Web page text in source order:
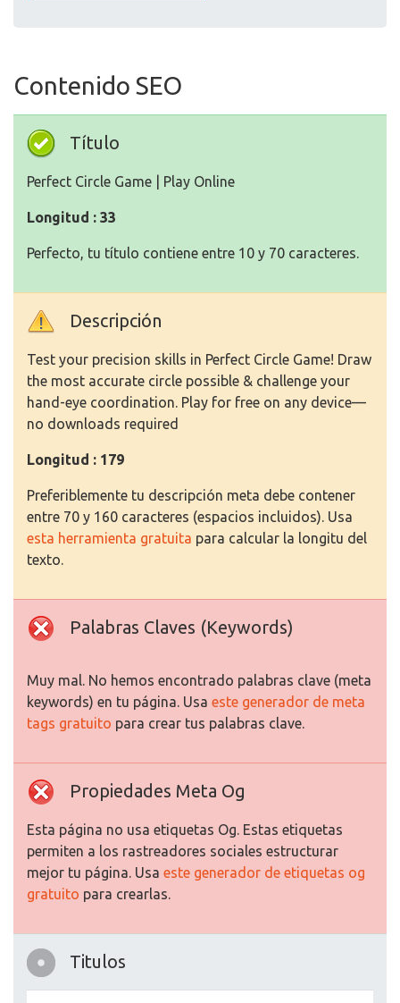
Contenido SEO
Título
Perfect Circle Game | Play Online
Longitud : 33
Perfecto, tu título contiene entre 10 y 70 caracteres.
Descripción
Test your precision skills in Perfect Circle Game! Draw
the most accurate circle possible & challenge your
hand-eye coordination. Play for free on any device—
no downloads required
Longitud : 179
Preferiblemente tu descripción meta debe contener
entre 70 y 160 caracteres (espacios incluidos). Usa
esta herramienta gratuita para calcular la longitu del
texto.
Palabras Claves (Keywords)
Muy mal. No hemos encontrado palabras clave (meta
keywords) en tu página. Usa este generador de meta
tags gratuito para crear tus palabras clave.
Propiedades Meta Og
Esta página no usa etiquetas Og. Estas etiquetas
permiten a los rastreadores sociales estructurar
mejor tu página. Usa este generador de etiquetas og
gratuito para crearlas.
Titulos